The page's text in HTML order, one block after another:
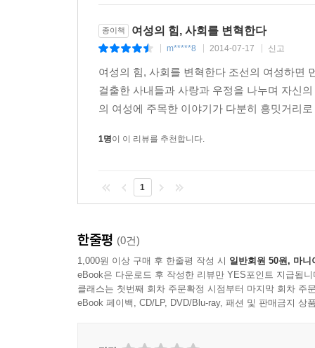
종이책 여성의 힘, 사회를 변혁한다
m*****8 2014-07-17 신고
여성의 힘, 사회를 변혁한다 조선의 여성하면
걸출한 사내들과 사랑과 우정을 나누며 자신
의 여성에 주목한 이야기가 다분히 흥밋거리
1명이 이 리뷰를 추천합니다.
1
한줄평 (0건)
1,000원 이상 구매 후 한줄평 작성 시 일반회원 50원, 마니
eBook은 다운로드 후 작성한 리뷰만 YES포인트 지급됩니
클래스는 첫번째 회차 주문확정 시점부터 마지막 회차 주
eBook 페이백, CD/LP, DVD/Blu-ray, 패션 및 판매금지 상